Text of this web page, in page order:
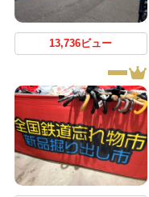
13,736ビュー